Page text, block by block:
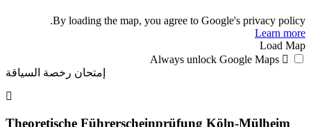
By loading the map, you agree to Google's privacy policy.
Learn more
Load Map
Always unlock Google Maps
إمتحان رخصة السياقة
Theoretische Führerscheinprüfung Köln-Mülheim